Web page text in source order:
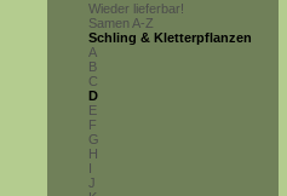
Wieder lieferbar!
Samen A-Z
Schling & Kletterpflanzen
A
B
C
D
E
F
G
H
I
J